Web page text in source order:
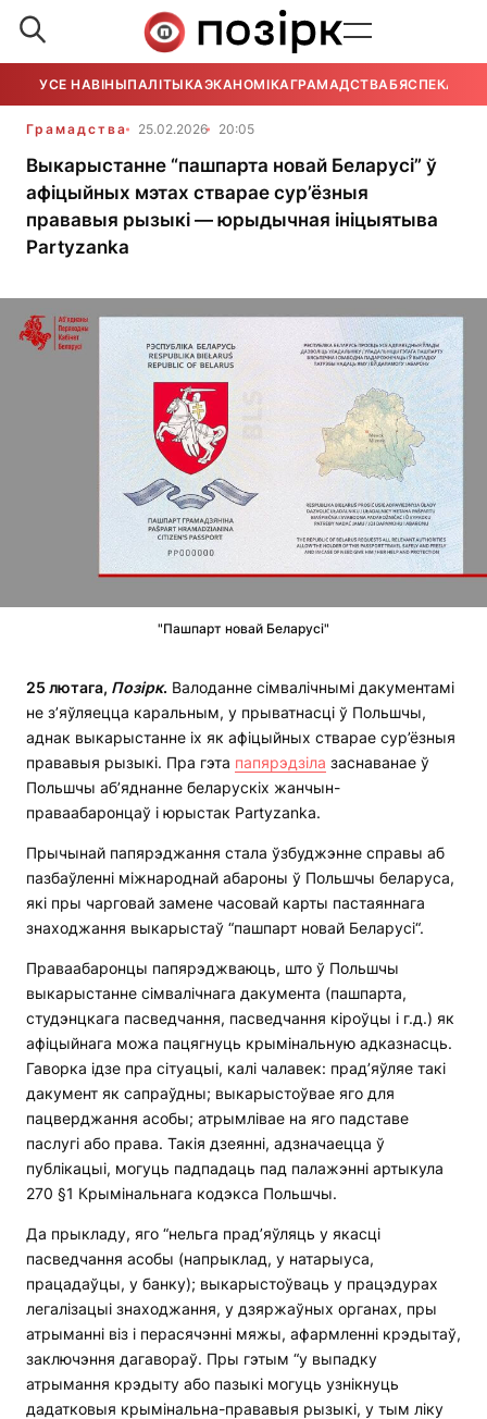
УСЕ НАВІНЫПАЛІТЫКАЭКАНОМІКАГРАМАДСТВАБЯСПЕКА
Грамадства 25.02.2026 20:05
Выкарыстанне “пашпарта новай Беларусі” ў
афіцыйных мэтах стварае сур’ёзныя
прававыя рызыкі — юрыдычная ініцыятыва
Partyzanka
"Пашпарт новай Беларусі"
25 лютага, Позірк. Валоданне сімвалічнымі дакументамі
не з’яўляецца каральным, у прыватнасці ў Польшчы,
аднак выкарыстанне іх як афіцыйных стварае сур’ёзныя
прававыя рызыкі. Пра гэта папярэдзіла заснаванае ў
Польшчы аб’яднанне беларускіх жанчын-
праваабаронцаў і юрыстак Partyzanka.
Прычынай папярэджання стала ўзбуджэнне справы аб
пазбаўленні міжнароднай абароны ў Польшчы беларуса,
які пры чарговай замене часовай карты пастаяннага
знаходжання выкарыстаў “пашпарт новай Беларусі“.
Праваабаронцы папярэджваюць, што ў Польшчы
выкарыстанне сімвалічнага дакумента (пашпарта,
студэнцкага пасведчання, пасведчання кіроўцы і г.д.) як
афіцыйнага можа пацягнуць крымінальную адказнасць.
Гаворка ідзе пра сітуацыі, калі чалавек: прад’яўляе такі
дакумент як сапраўдны; выкарыстоўвае яго для
пацверджання асобы; атрымлівае на яго падставе
паслугі або права. Такія дзеянні, адзначаецца ў
публікацыі, могуць падпадаць пад палажэнні артыкула
270 §1 Крымінальнага кодэкса Польшчы.
Да прыкладу, яго “нельга прад’яўляць у якасці
пасведчання асобы (напрыклад, у натарыуса,
працадаўцы, у банку); выкарыстоўваць у працэдурах
легалізацыі знаходжання, у дзяржаўных органах, пры
атрыманні віз і перасячэнні мяжы, афармленні крэдытаў,
заключэння дагавораў. Пры гэтым “у выпадку
атрымання крэдыту або пазыкі могуць узнікнуць
дадатковыя крымінальна-прававыя рызыкі, у тым ліку